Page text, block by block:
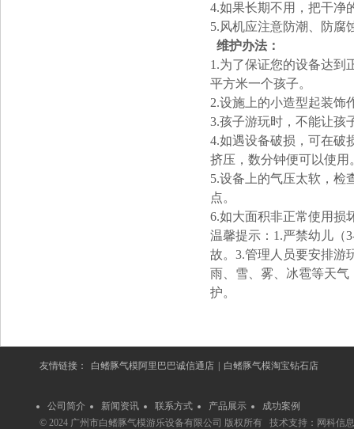
4.如果长期不用，把干净
5.风机应注意防潮、防腐
维护办法：
1.为了保证您的设备达到
平方米一个孩子。
2.设施上的小造型起装饰
3.孩子游玩时，不能让孩
4.如遇设备破损，可在破
挤压，数分钟便可以使用
5.设备上的气压太软，检
点。
6.如大面积非正常使用损
温馨提示：1.严禁幼儿（
故。3.管理人员要安排游
雨、雪、雾、冰雹等天
护。
友情链接： 白鳍豚气模阿里巴巴诚信通店 白鳍豚气模淘宝钻石店
公司简介 新闻资讯 联系方式 产品展示
成功案例
© 2024 广州市白鳍豚气模游乐设备有限公司 版权所有 技术支持： 网科信息